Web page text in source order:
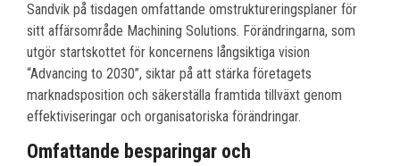
Sandvik på tisdagen omfattande omstruktureringsplaner för
sitt affärsområde Machining Solutions. Förändringarna, som
utgör startskottet för koncernens långsiktiga vision
“Advancing to 2030”, siktar på att stärka företagets
marknadsposition och säkerställa framtida tillväxt genom
effektiviseringar och organisatoriska förändringar.
Omfattande besparingar och